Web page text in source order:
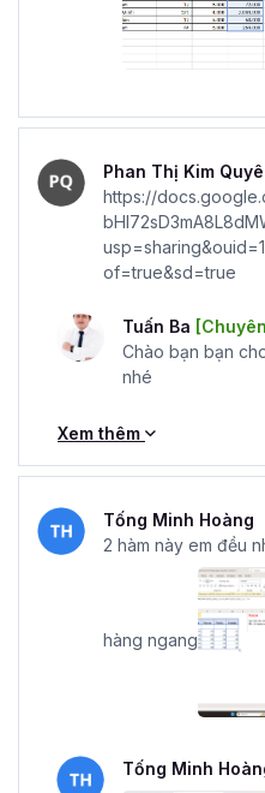
Phan Thị Kim
https://
of=true&sd=true
Tuấn Ba
Chào bạn bạn
nhé
Xem thêm
Tống Minh Hoàng
2 hàm này em đều
hàng ngang
Tống Minh